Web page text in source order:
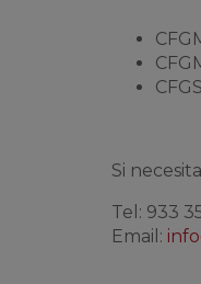
Si
Tel: 933
Email: